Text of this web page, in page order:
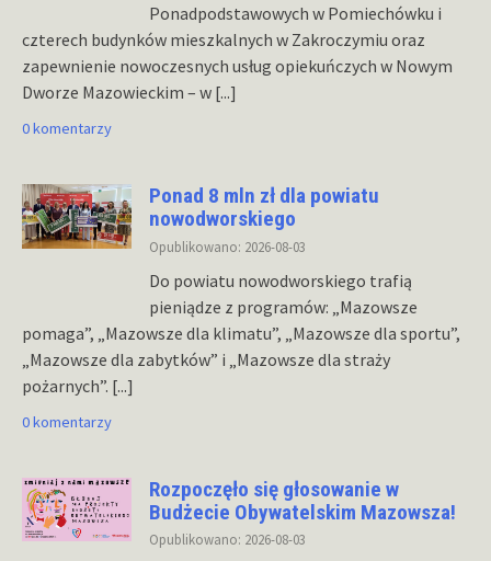
Ponadpodstawowych w Pomiechówku i
czterech budynków mieszkalnych w Zakroczymiu oraz
zapewnienie nowoczesnych usług opiekuńczych w Nowym
Dworze Mazowieckim – w [...]
0 komentarzy
Ponad 8 mln zł dla powiatu
nowodworskiego
Opublikowano: 2026-08-03
Do powiatu nowodworskiego trafią
pieniądze z programów: „Mazowsze
pomaga”, „Mazowsze dla klimatu”, „Mazowsze dla sportu”,
„Mazowsze dla zabytków” i „Mazowsze dla straży
pożarnych”. [...]
0 komentarzy
Rozpoczęło się głosowanie w
Budżecie Obywatelskim Mazowsza!
Opublikowano: 2026-08-03